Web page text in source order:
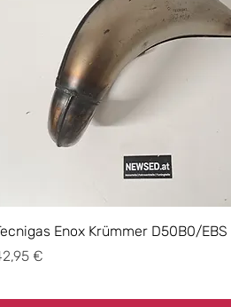
Enox Krümmer D50B0/EBS
€